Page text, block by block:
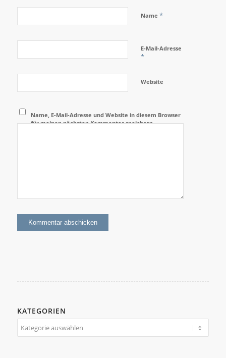
Name *
E-Mail-Adresse
*
Website
Name, E-Mail-Adresse und Website in diesem Browser
für meinen nächsten Kommentar speichern.
KATEGORIEN
Kategorien